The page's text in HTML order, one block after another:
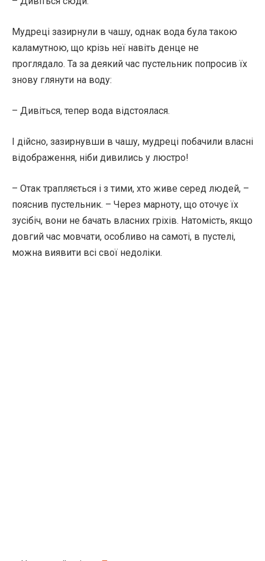
Мудреці зазирнули в чашу, однак вода була такою
каламутною, що крізь неї навіть денце не
проглядало. Та за деякий час пустельник попросив їх
знову глянути на воду:
– Дивіться, тепер вода відстоялася.
І дійсно, зазирнувши в чашу, мудреці побачили власні
відображення, ніби дивились у люстро!
– Отак трапляється і з тими, хто живе серед людей, –
пояснив пустельник. – Через марноту, що оточує їх
зусібіч, вони не бачать власних гріхів. Натомість, якщо
довгий час мовчати, особливо на самоті, в пустелі,
можна виявити всі свої недоліки.